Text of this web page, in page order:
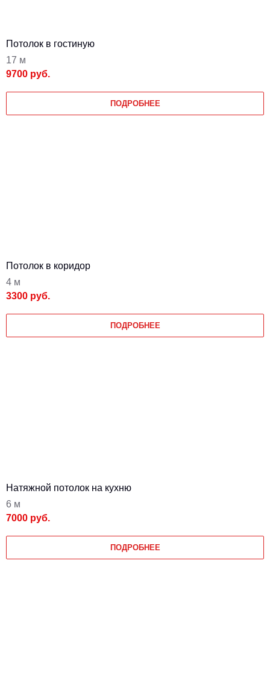
Потолок в гостиную
17 м
9700 руб.
ПОДРОБНЕЕ
Потолок в коридор
4 м
3300 руб.
ПОДРОБНЕЕ
Натяжной потолок на кухню
6 м
7000 руб.
ПОДРОБНЕЕ